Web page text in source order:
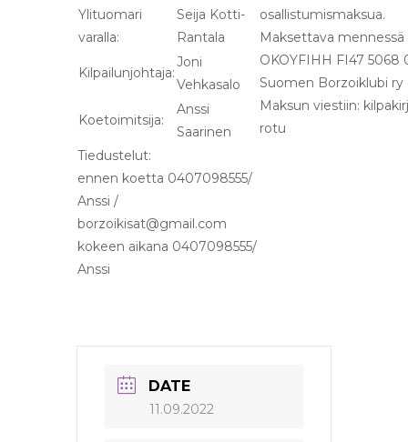
Ylituomari
varalla:
Seija Kotti-
Rantala
Kilpailunjohtaja:
Joni
Vehkasalo
Koetoimitsija:
Anssi
Saarinen
Tiedustelut:
ennen koetta 0407098555/
Anssi /
borzoikisat@gmail.com
kokeen aikana 0407098555/
Anssi
osallistumismaksua.
Maksettava mennessä
OKOYFIHH FI47 5068
Suomen Borzoiklubi ry
Maksun viestiin:
rotu
DATE
11.09.2022